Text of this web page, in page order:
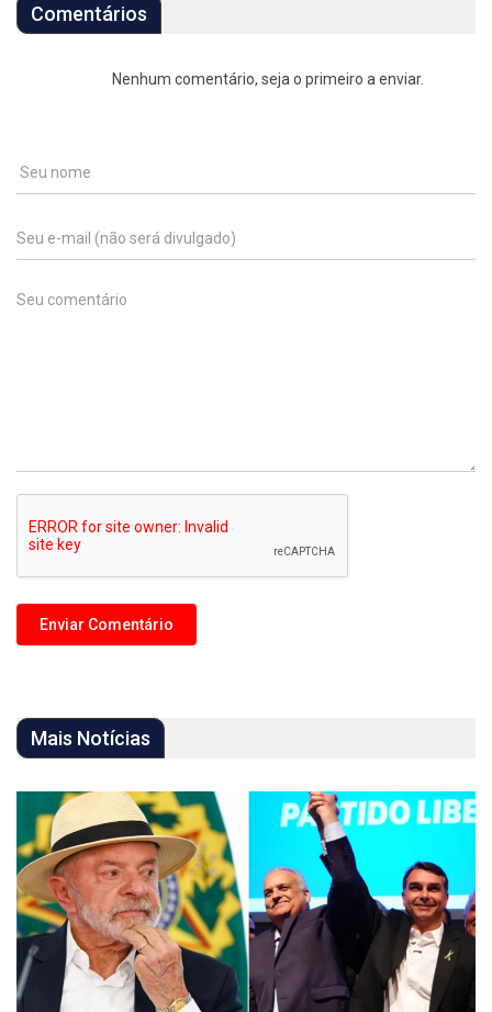
Comentários
Nenhum comentário, seja o primeiro a enviar.
Mais Notícias